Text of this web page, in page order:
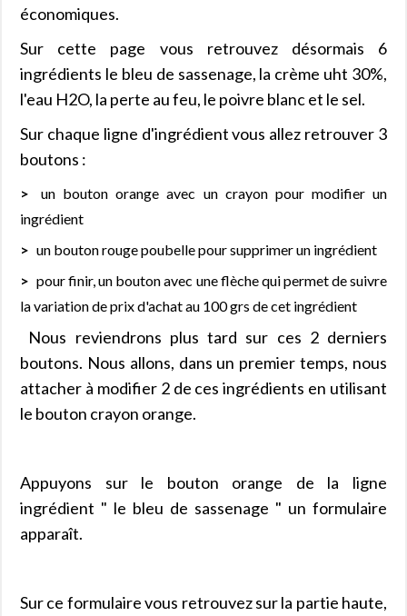
économiques.
Sur cette page vous retrouvez désormais 6
ingrédients le bleu de sassenage, la crème uht 30%,
l'eau H2O, la perte au feu, le poivre blanc et le sel.
Sur chaque ligne d'ingrédient vous allez retrouver 3
boutons :
un bouton orange avec un crayon pour modifier un
ingrédient
un bouton rouge poubelle pour supprimer un ingrédient
pour finir, un bouton avec une flèche qui permet de suivre
la variation de prix d'achat au 100 grs de cet ingrédient
Nous reviendrons plus tard sur ces 2 derniers
boutons. Nous allons, dans un premier temps, nous
attacher à modifier 2 de ces ingrédients en utilisant
le bouton crayon orange.
Appuyons sur le bouton orange de la ligne
ingrédient " le bleu de sassenage " un formulaire
apparaît.
Sur ce formulaire vous retrouvez sur la partie haute,